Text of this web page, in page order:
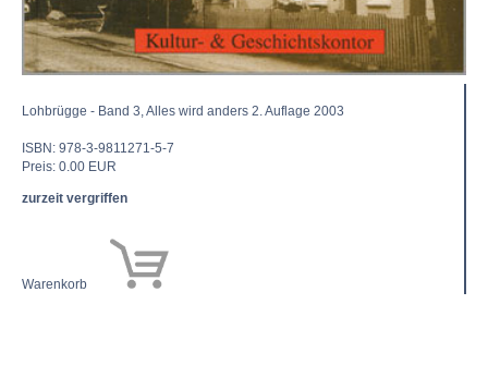
Lohbrügge - Band 3, Alles wird anders 2. Auflage 2003
ISBN: 978-3-9811271-5-7
Preis: 0.00 EUR
zurzeit vergriffen
Warenkorb